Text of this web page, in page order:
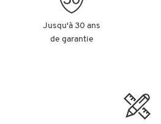
Jusqu'à 30 ans
de garantie